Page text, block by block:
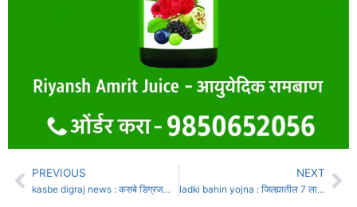
PREVIOUS
kasbe digraj news : कसबे डिग्रजचा अभिमान – जयदीप महेश चौगुले खंब यांचा राज्य कर निरीक्षक पदावर गौरवशाली निवड!
NEXT
ladki bahin yojna : जिल्ह्यातील 7 लाख लाडक्या बहिणांना करावी लागणार ई-केवायसी